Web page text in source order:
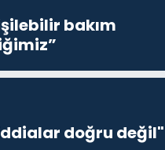
bakım
doğru değil"